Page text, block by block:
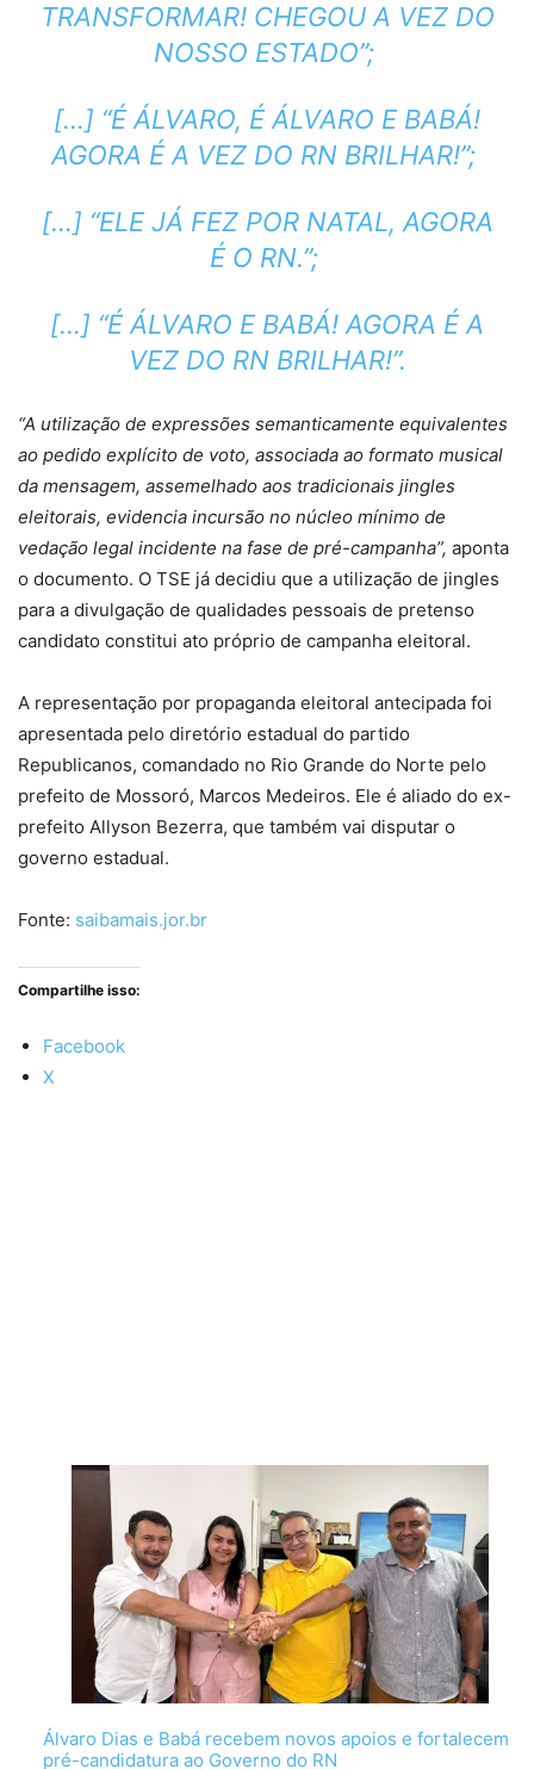
TRANSFORMAR! CHEGOU A VEZ DO
NOSSO ESTADO”;
[…] “É ÁLVARO, É ÁLVARO E BABÁ!
AGORA É A VEZ DO RN BRILHAR!”;
[…] “ELE JÁ FEZ POR NATAL, AGORA
É O RN.”;
[…] “É ÁLVARO E BABÁ! AGORA É A
VEZ DO RN BRILHAR!”.
“A utilização de expressões semanticamente equivalentes
ao pedido explícito de voto, associada ao formato musical
da mensagem, assemelhado aos tradicionais jingles
eleitorais, evidencia incursão no núcleo mínimo de
vedação legal incidente na fase de pré-campanha”, aponta
o documento. O TSE já decidiu que a utilização de jingles
para a divulgação de qualidades pessoais de pretenso
candidato constitui ato próprio de campanha eleitoral.
A representação por propaganda eleitoral antecipada foi
apresentada pelo diretório estadual do partido
Republicanos, comandado no Rio Grande do Norte pelo
prefeito de Mossoró, Marcos Medeiros. Ele é aliado do ex-
prefeito Allyson Bezerra, que também vai disputar o
governo estadual.
Fonte: saibamais.jor.br
Compartilhe isso:
Facebook
X
Álvaro Dias e Babá recebem novos apoios e fortalecem
pré-candidatura ao Governo do RN